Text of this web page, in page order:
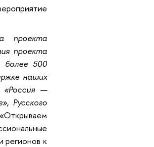
проекта
проекта
более 500
наших
«Россия —
Русского
регионов к